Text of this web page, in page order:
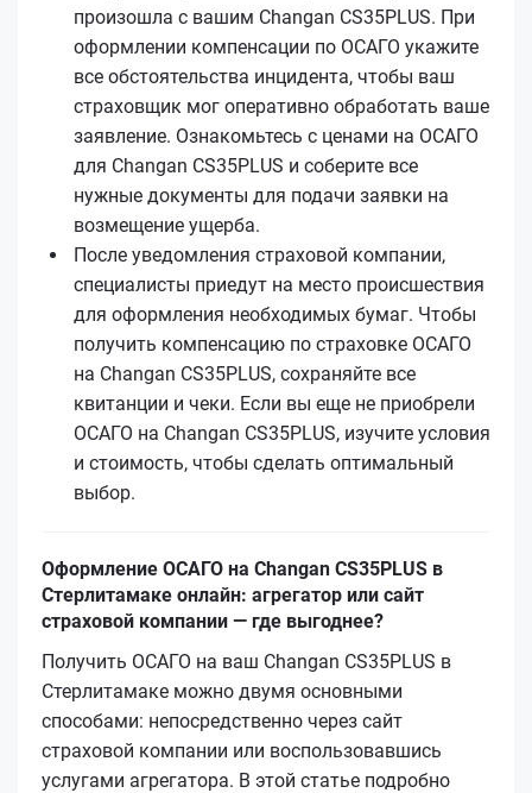
произошла с вашим Changan CS35PLUS. При
оформлении компенсации по ОСАГО укажите
все обстоятельства инцидента, чтобы ваш
страховщик мог оперативно обработать ваше
заявление. Ознакомьтесь с ценами на ОСАГО
для Changan CS35PLUS и соберите все
нужные документы для подачи заявки на
возмещение ущерба.
После уведомления страховой компании,
специалисты приедут на место происшествия
для оформления необходимых бумаг. Чтобы
получить компенсацию по страховке ОСАГО
на Changan CS35PLUS, сохраняйте все
квитанции и чеки. Если вы еще не приобрели
ОСАГО на Changan CS35PLUS, изучите условия
и стоимость, чтобы сделать оптимальный
выбор.
Оформление ОСАГО на Changan CS35PLUS в
Стерлитамаке онлайн: агрегатор или сайт
страховой компании — где выгоднее?
Получить ОСАГО на ваш Changan CS35PLUS в
Стерлитамаке можно двумя основными
способами: непосредственно через сайт
страховой компании или воспользовавшись
услугами агрегатора. В этой статье подробно